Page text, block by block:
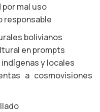
mal uso
responsable
bolivianos
en prompts
y locales
a cosmovisiones